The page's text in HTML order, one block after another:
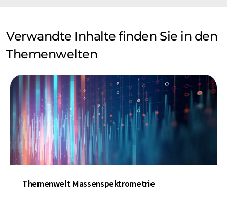
Verwandte Inhalte finden Sie in den
Themenwelten
Themenwelt Massenspektrometrie